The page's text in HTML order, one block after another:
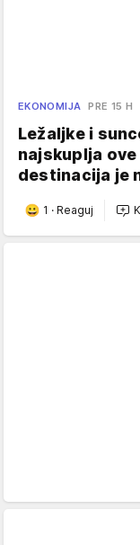
EKONOMIJA PRE 15 H
Ležaljke i
najskuplja ove
destinacija je
1 · Reaguj